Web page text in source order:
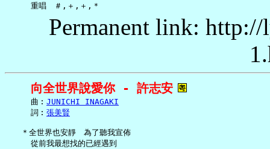
Permanent link:
向全世界說愛你 - 許志安
     曲︰
JUNICHI INAGAKI
     詞︰
張美賢
   ＊全世界也安靜　為了聽我宣佈
     從前我最想找的已經遇到